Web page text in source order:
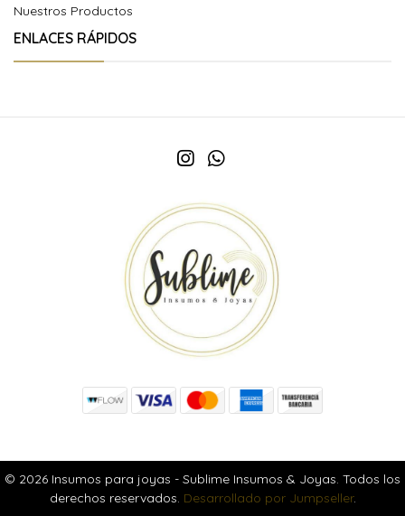
Nuestros Productos
ENLACES RÁPIDOS
© 2026 Insumos para joyas - Sublime Insumos & Joyas. Todos los
derechos reservados. Desarrollado por Jumpseller.